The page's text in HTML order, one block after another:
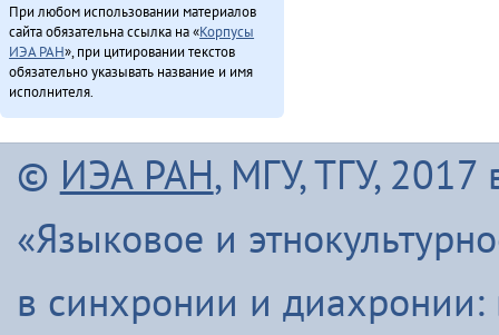
При любом использовании материалов
сайта обязательна ссылка на «Корпусы
ИЭА РАН», при цитировании текстов
обязательно указывать название и имя
исполнителя.
© ИЭА РАН, МГУ, ТГУ, 2017
«Языковое и
в синхронии и диахронии: